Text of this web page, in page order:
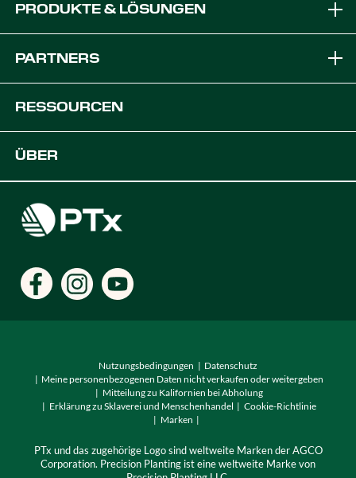
PRODUKTE & LÖSUNGEN
Ausrüstung Lösungen
PARTNERS
OEM-Lösungen
RESSOURCEN
ÜBER
Händler finden
Standorte
Nutzungsbedingungen
Datenschutz
Meine personenbezogenen Daten nicht verkaufen oder weitergeben
Mitteilung zu Kalifornien bei Abholung
Erklärung zu Sklaverei und Menschenhandel
Cookie-Richtlinie
Marken
PTx und das zugehörige Logo sind weltweite Marken der AGCO
Corporation. Precision Planting ist eine weltweite Marke von